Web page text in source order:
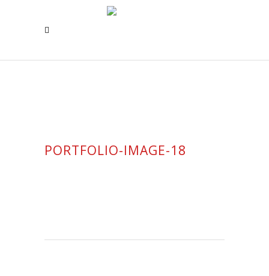
PORTFOLIO-IMAGE-18